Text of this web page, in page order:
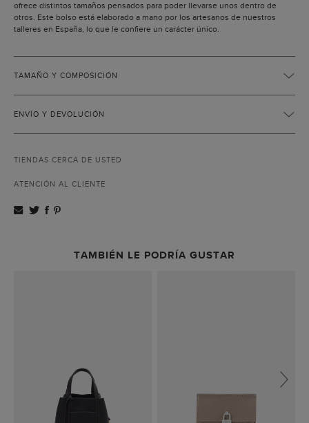
ofrece distintos tamaños pensados para poder llevarse unos dentro de
otros. Este bolso está elaborado a mano por los artesanos de nuestros
talleres en España, lo que le confiere un carácter único.
TAMAÑO Y COMPOSICIÓN
ENVÍO Y DEVOLUCIÓN
TIENDAS CERCA DE USTED
ATENCIÓN AL CLIENTE
TAMBIÉN LE PODRÍA GUSTAR